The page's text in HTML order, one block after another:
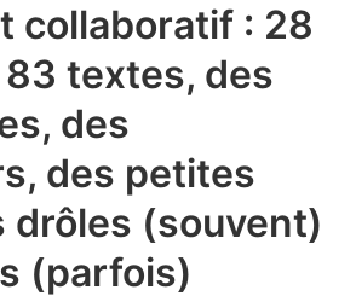
collaboratif : 28
textes, des
des
des petites
drôles (souvent)
(parfois)